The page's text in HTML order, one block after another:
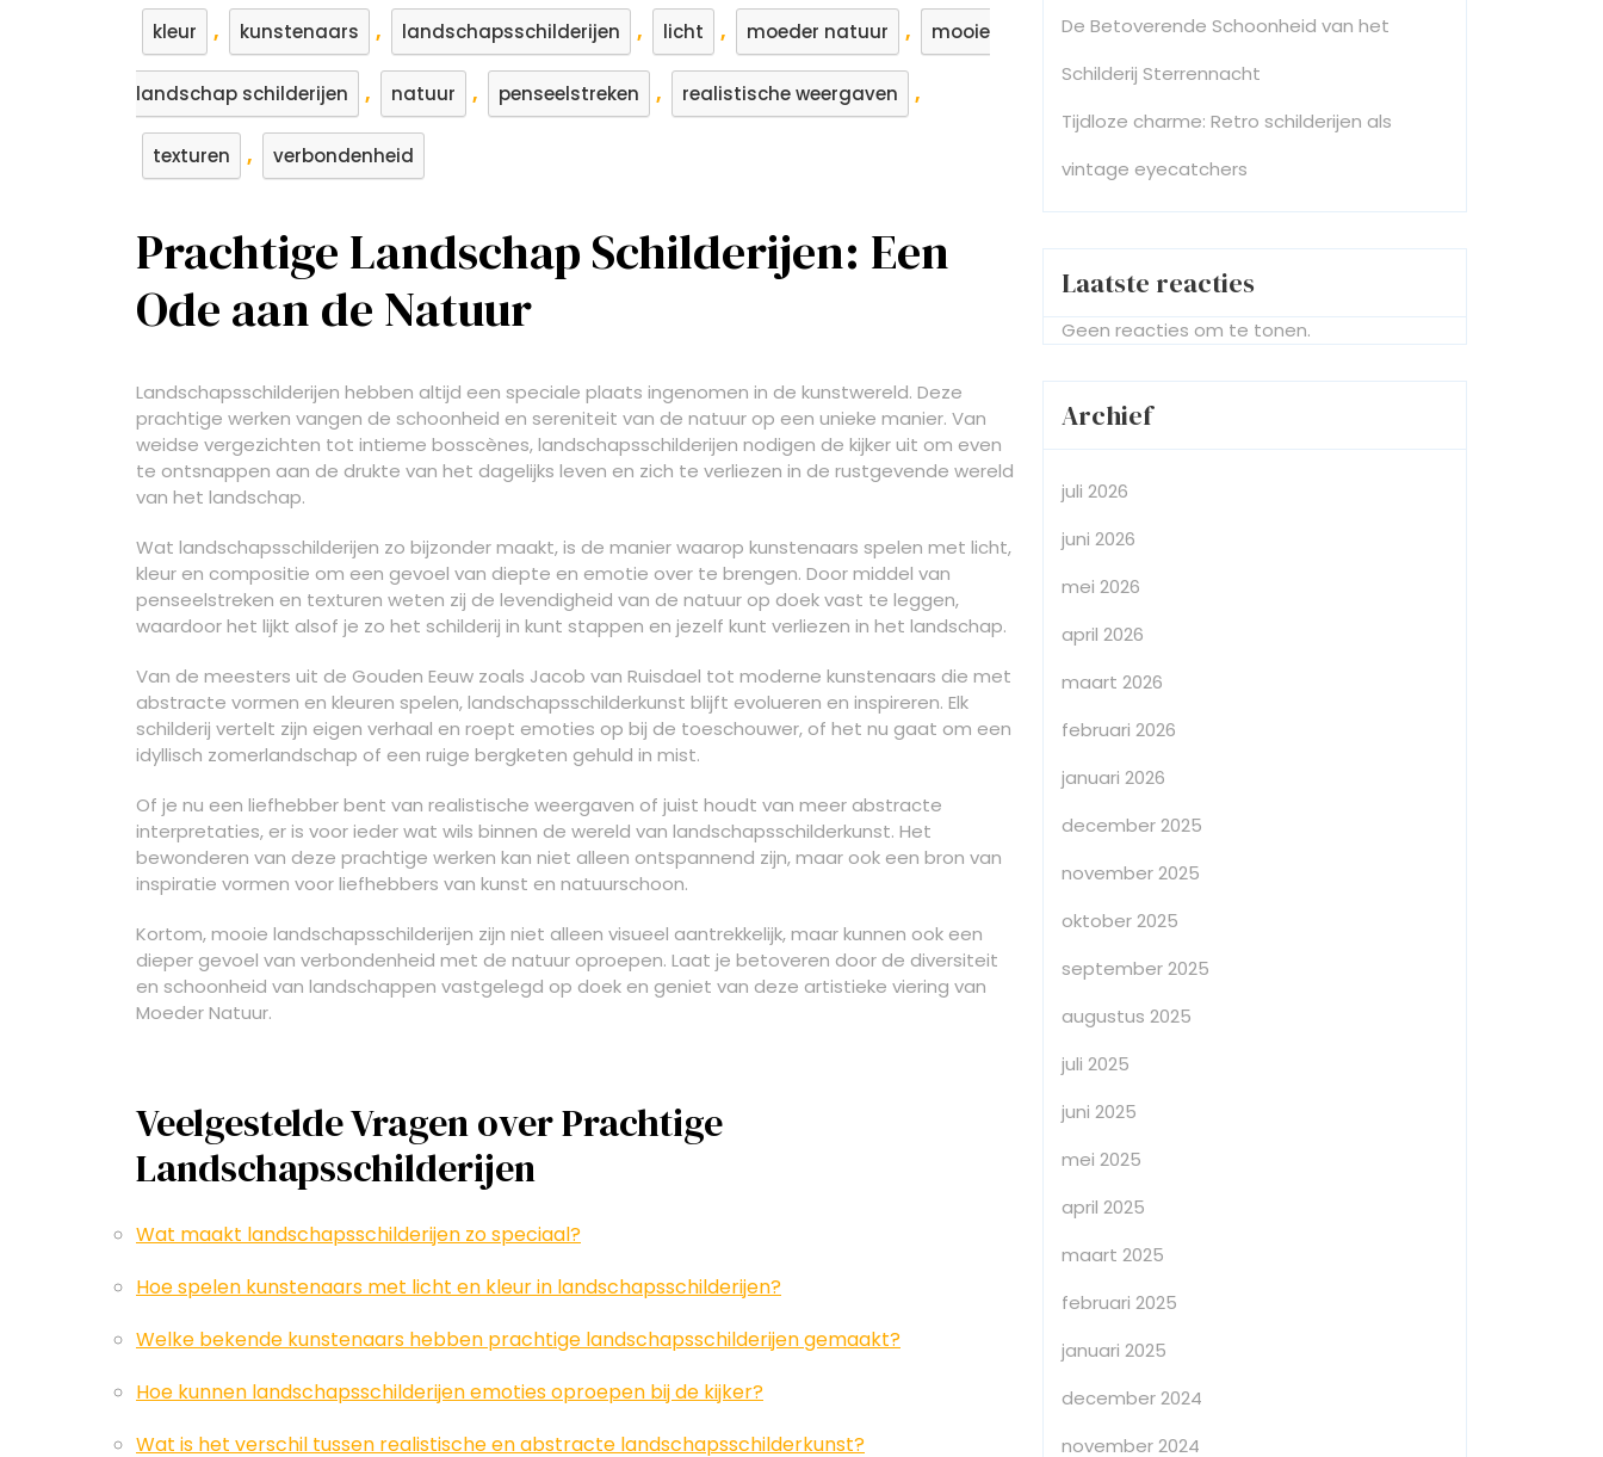
kleur , kunstenaars , landschapsschilderijen , licht , moeder natuur , mooie
landschap schilderijen , natuur , penseelstreken , realistische weergaven ,
texturen , verbondenheid
Prachtige Landschap Schilderijen: Een
Ode aan de Natuur
Landschapsschilderijen hebben altijd een speciale plaats ingenomen in de kunstwereld. Deze
prachtige werken vangen de schoonheid en sereniteit van de natuur op een unieke manier. Van
weidse vergezichten tot intieme bosscènes, landschapsschilderijen nodigen de kijker uit om even
te ontsnappen aan de drukte van het dagelijks leven en zich te verliezen in de rustgevende wereld
van het landschap.
Wat landschapsschilderijen zo bijzonder maakt, is de manier waarop kunstenaars spelen met licht,
kleur en compositie om een gevoel van diepte en emotie over te brengen. Door middel van
penseelstreken en texturen weten zij de levendigheid van de natuur op doek vast te leggen,
waardoor het lijkt alsof je zo het schilderij in kunt stappen en jezelf kunt verliezen in het landschap.
Van de meesters uit de Gouden Eeuw zoals Jacob van Ruisdael tot moderne kunstenaars die met
abstracte vormen en kleuren spelen, landschapsschilderkunst blijft evolueren en inspireren. Elk
schilderij vertelt zijn eigen verhaal en roept emoties op bij de toeschouwer, of het nu gaat om een
idyllisch zomerlandschap of een ruige bergketen gehuld in mist.
Of je nu een liefhebber bent van realistische weergaven of juist houdt van meer abstracte
interpretaties, er is voor ieder wat wils binnen de wereld van landschapsschilderkunst. Het
bewonderen van deze prachtige werken kan niet alleen ontspannend zijn, maar ook een bron van
inspiratie vormen voor liefhebbers van kunst en natuurschoon.
Kortom, mooie landschapsschilderijen zijn niet alleen visueel aantrekkelijk, maar kunnen ook een
dieper gevoel van verbondenheid met de natuur oproepen. Laat je betoveren door de diversiteit
en schoonheid van landschappen vastgelegd op doek en geniet van deze artistieke viering van
Moeder Natuur.
Veelgestelde Vragen over Prachtige
Landschapsschilderijen
Wat maakt landschapsschilderijen zo speciaal?
Hoe spelen kunstenaars met licht en kleur in landschapsschilderijen?
Welke bekende kunstenaars hebben prachtige landschapsschilderijen gemaakt?
Hoe kunnen landschapsschilderijen emoties oproepen bij de kijker?
Wat is het verschil tussen realistische en abstracte landschapsschilderkunst?
De Betoverende Schoonheid van het
Schilderij Sterrennacht
Tijdloze charme: Retro schilderijen als
vintage eyecatchers
Laatste reacties
Geen reacties om te tonen.
Archief
juli 2026
juni 2026
mei 2026
april 2026
maart 2026
februari 2026
januari 2026
december 2025
november 2025
oktober 2025
september 2025
augustus 2025
juli 2025
juni 2025
mei 2025
april 2025
maart 2025
februari 2025
januari 2025
december 2024
november 2024